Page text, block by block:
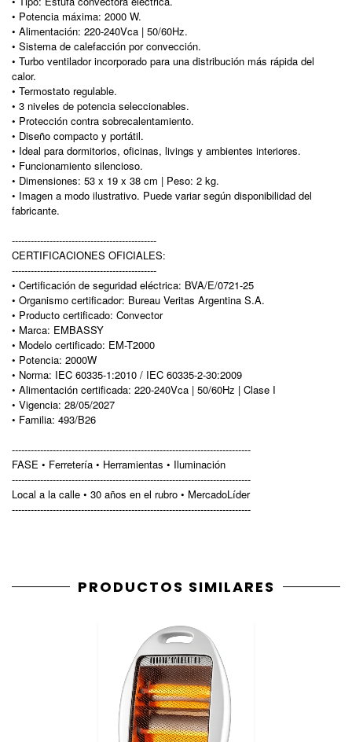
• Potencia máxima: 2000 W.
• Alimentación: 220-240Vca | 50/60Hz.
• Sistema de calefacción por convección.
• Turbo ventilador incorporado para una distribución más rápida del
calor.
• Termostato regulable.
• 3 niveles de potencia seleccionables.
• Protección contra sobrecalentamiento.
• Diseño compacto y portátil.
• Ideal para dormitorios, oficinas, livings y ambientes interiores.
• Funcionamiento silencioso.
• Dimensiones: 53 x 19 x 38 cm | Peso: 2 kg.
• Imagen a modo ilustrativo. Puede variar según disponibilidad del
fabricante.
----------------------------------------------
CERTIFICACIONES OFICIALES:
----------------------------------------------
• Certificación de seguridad eléctrica: BVA/E/0721-25
• Organismo certificador: Bureau Veritas Argentina S.A.
• Producto certificado: Convector
• Marca: EMBASSY
• Modelo certificado: EM-T2000
• Potencia: 2000W
• Norma: IEC 60335-1:2010 / IEC 60335-2-30:2009
• Alimentación certificada: 220-240Vca | 50/60Hz | Clase I
• Vigencia: 28/05/2027
• Familia: 493/B26
----------------------------------------------------------------------------
FASE • Ferretería • Herramientas • Iluminación
----------------------------------------------------------------------------
Local a la calle • 30 años en el rubro • MercadoLíder
----------------------------------------------------------------------------
PRODUCTOS SIMILARES